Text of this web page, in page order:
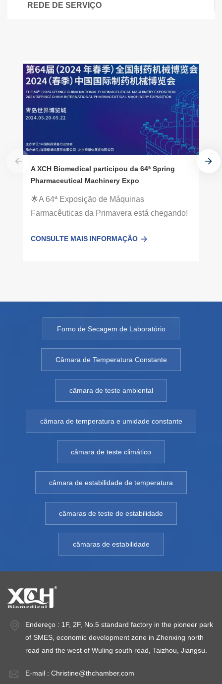
REDE DE SERVIÇO
A XCH Biomedical participou da 64ª Spring
Pharmaceutical Machinery Expo
🌟A 64ª Exposição de Máquinas
Farmacêuticas da Primavera está chegando!
Fabricação inteligente de medicamentos,
CONSULTE MAIS INFORMAÇÃO
Forno de Secagem de Laboratório
Câmara de Temperatura Constante
câmara de teste ambiental
câmara de temperatura e umidade constante
câmara de teste climático
câmara de estabilidade de temperatura
câmaras de teste de estabilidade
câmaras de estabilidade
Endereço : 1F, 2F, No.5 standard factory in the pioneer park
of SMES, economic development zone in Zhenxing north
road and the west of Wuling south road, Taizhou, Jiangsu.
E-mail : Christine@thchamber.com